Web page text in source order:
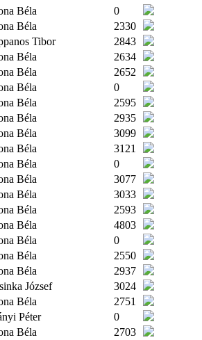
Béla
0
Béla
2330
Tibor
2843
Béla
2634
Béla
2652
Béla
0
Béla
2595
Béla
2935
Béla
3099
Béla
3121
Béla
0
Béla
3077
Béla
3033
Béla
2593
Béla
4803
Béla
0
Béla
2550
Béla
2937
József
3024
Béla
2751
Péter
0
Béla
2703